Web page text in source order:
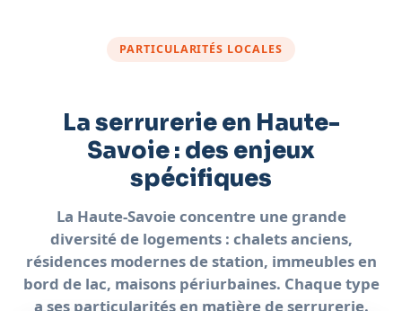
PARTICULARITÉS LOCALES
La serrurerie en Haute-
Savoie : des enjeux
spécifiques
La Haute-Savoie concentre une grande
diversité de logements : chalets anciens,
résidences modernes de station, immeubles en
bord de lac, maisons périurbaines. Chaque type
a ses particularités en matière de serrurerie.